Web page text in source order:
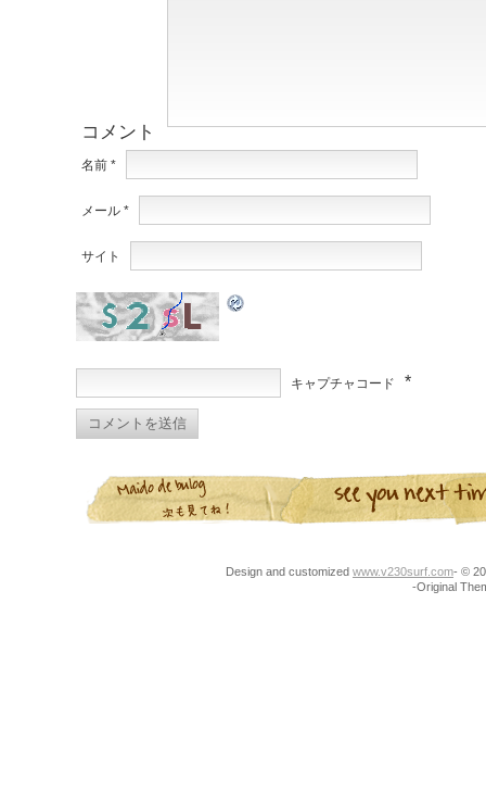
コメント
名前 *
メール *
サイト
キャプチャコード *
Design and customized www.v230surf.com- ©
-Original